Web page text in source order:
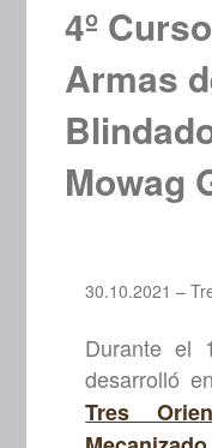
4º
Armas
Mowag
30.10.2021 –
Durante el
desarrolló
Tres